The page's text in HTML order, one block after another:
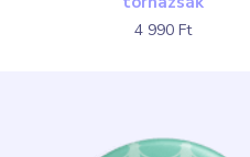
4 990 Ft